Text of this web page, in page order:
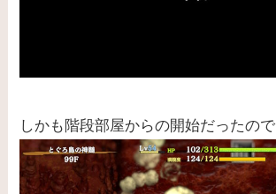
しかも階段部屋からの開始だったので